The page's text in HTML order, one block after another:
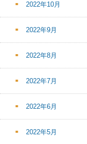
2022年10月
2022年9月
2022年8月
2022年7月
2022年6月
2022年5月